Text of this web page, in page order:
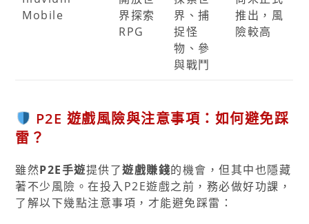
Mobile
界探索
RPG
界、捕
捉怪
物、參
與戰鬥
推出，風
險較高
P2E 遊戲風險與注意事項：如何避免踩
雷？
雖然P2E手遊提供了遊戲賺錢的機會，但其中也隱藏
著不少風險。在投入P2E遊戲之前，務必做好功課，
了解以下幾點注意事項，才能避免踩雷：